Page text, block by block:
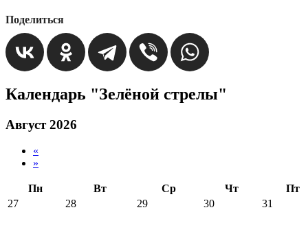
Поделиться
Календарь "Зелёной стрелы"
Август 2026
«
»
Пн Вт Ср Чт
Пт
27
28 29 30 31